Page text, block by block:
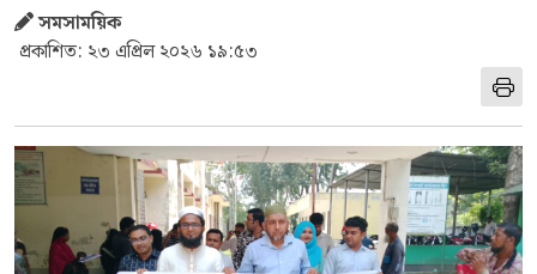
সমসাময়িক
প্রকাশিত: ২৩ এপ্রিল ২০২৬ ১৯:৫৩